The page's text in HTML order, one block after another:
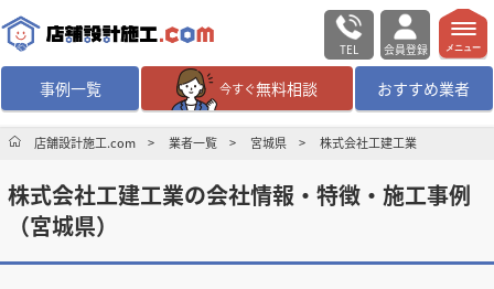
TEL 会員登録
事例一覧 今すぐ無料相談 おすすめ業者
無料相談 ログイン／会員登録
デザイン設計・施工業者を探す
店舗・商業施設の施工事例を探す
メニュー
店舗設計施工.com 業者一覧 宮城県 株式会社工建工業
株式会社工建工業の会社情報・特徴・施工事例
（宮城県）